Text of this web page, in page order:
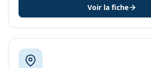
Voir la fiche